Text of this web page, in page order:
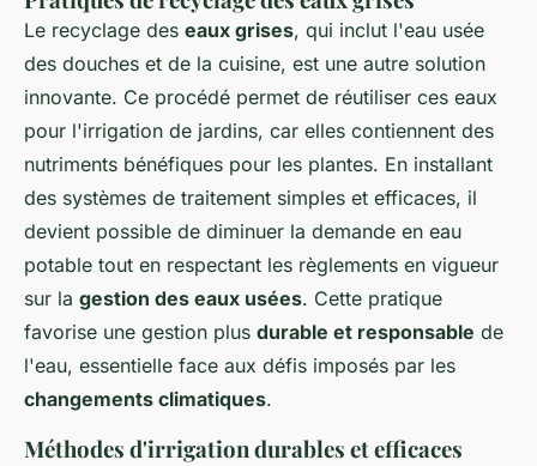
Le recyclage des eaux grises, qui inclut l'eau usée
des douches et de la cuisine, est une autre solution
innovante. Ce procédé permet de réutiliser ces eaux
pour l'irrigation de jardins, car elles contiennent des
nutriments bénéfiques pour les plantes. En installant
des systèmes de traitement simples et efficaces, il
devient possible de diminuer la demande en eau
potable tout en respectant les règlements en vigueur
sur la gestion des eaux usées. Cette pratique
favorise une gestion plus durable et responsable de
l'eau, essentielle face aux défis imposés par les
changements climatiques.
Méthodes d'irrigation durables et efficaces